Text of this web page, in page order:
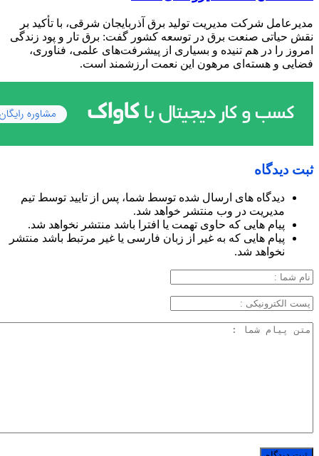
مدیرعامل شرکت مدیریت تولید برق آذربایجان شرقی، با تأکید بر
نقش حیاتی صنعت برق در توسعه کشور گفت: برق تار و پود زندگی
امروز را در هم تنیده و بسیاری از پیشرفت‌های علمی، فناوری،
فضایی و هسته‌ای مرهون این نعمت ارزشمند است.
ثبت دیدگاه
دیدگاه های ارسال شده توسط شما، پس از تایید توسط تیم
مدیریت در وب منتشر خواهد شد.
پیام هایی که حاوی تهمت یا افترا باشد منتشر نخواهد شد.
پیام هایی که به غیر از زبان فارسی یا غیر مرتبط باشد منتشر
نخواهد شد.